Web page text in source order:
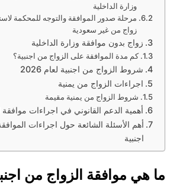
وزارة الداخلية
مرحلة صدور الموافقة والتوجه للمحكمة
زواج من غير سعودية
زواج بدون موافقة وزارة الداخلية
كم مدة الموافقة على الزواج من اجنبية؟
شروط الزواج من اجنبية لعام 2026
اجراءات الزواج من يمنية
شروط الزواج من يمنية مقيمة
أهمية الدعم القانوني في اجراءات موافقة
أهم الأسئلة الشائعة حول اجراءات
اجنبية
ما هي موافقة الزواج من